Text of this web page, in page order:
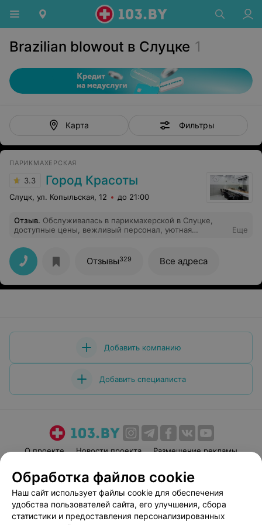
Brazilian blowout в Слуцке 1
Карта Фильтры
ПАРИКМАХЕРСКАЯ
3.3 Город Красоты
Слуцк, ул. Копыльская, 12 до 21:00
Отзыв. Обслуживалась в парикмахерской в Слуцке,
доступные цены, вежливый персонал, уютная
Еще
Отзывы329 Все адреса
Добавить компанию
Добавить специалиста
О проекте Новости проекта
Размещение рекламы
Пользовательское соглашение
Способы оплаты
Вакансии
Партнеры
Написать руководителю 103.by
Обработка файлов cookie
Наш сайт использует файлы cookie для обеспечения
удобства пользователей сайта, его улучшения, сбора
статистики и предоставления персонализированных